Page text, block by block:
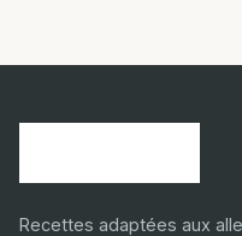
Recettes adaptées aux